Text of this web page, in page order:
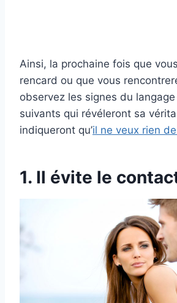
Ainsi, la prochaine fois que
rencard ou que vous
observez les signes du
suivants qui révéleront sa
indiqueront qu’il ne veux rien
1. Il évite le